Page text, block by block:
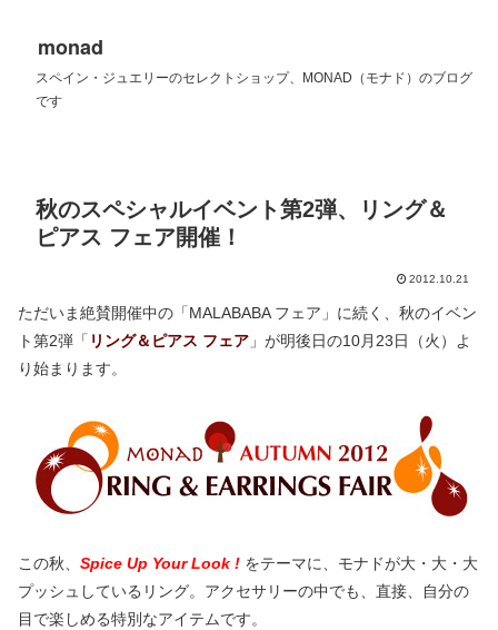
monad
スペイン・ジュエリーのセレクトショップ、MONAD（モナド）のブログ
です
秋のスペシャルイベント第2弾、リング＆
ピアス フェア開催！
2012.10.21
ただいま絶賛開催中の「MALABABA フェア」に続く、秋のイベン
ト第2弾「 リング＆ピアス フェア 」が明後日の10月23日（火）よ
り始まります。
この秋、 Spice Up Your Look ! をテーマに、モナドが大・大・大
プッシュしているリング。アクセサリーの中でも、直接、自分の
目で楽しめる特別なアイテムです。